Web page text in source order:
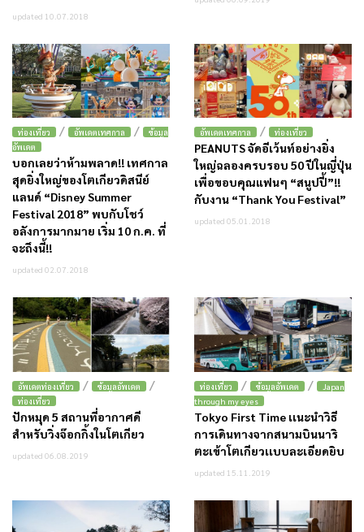
updated 10.07.2018
ท่องเที่ยว / อัพเดตเทศกาล /
ข้อมูล
อัพเดต
บอกเลยว่าห้ามพลาด!! เทศกาล
สุดยิ่งใหญ่ของโตเกียวดิสนีย์
แลนด์ “Disney Summer
Festival 2018” พบกับโชว์
อลังการมากมาย เริ่ม 10 ก.ค. ที่
จะถึงนี้!!
updated 02.07.2018
อัพเดตเทศกาล / ท่องเที่ยว
PEANUTS จัดอีเว้นท์อย่างยิ่ง
ใหญ่ฉลองครบรอบ 50 ปีในญี่ปุ่น
เพื่อขอบคุณแฟนๆ “สนูปปี้”!!
กับงาน “Thank You Festival”
updated 05.01.2018
อัพเดตท่องเที่ยว / ข้อมูลอัพเดต /
ท่องเที่ยว
ปักหมุด 5 สถานที่อากาศดี
สำหรับวิ่งจ๊อกกิ้งในโตเกียว
updated 06.08.2019
ท่องเที่ยว / ข้อมูลอัพเดต /
Japan
through my eyes
Tokyo First Time เเนะนำวิธี
การเดินทางจากสนามบินนาริ
ตะเข้าโตเกียวเเบบละเอียดยิบ
updated 15.11.2019